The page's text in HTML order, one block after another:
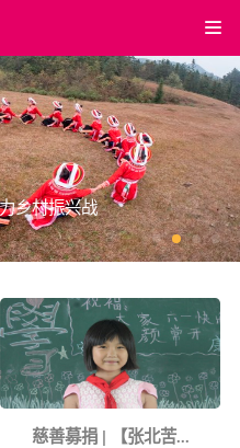
乡村振兴战
慈善募捐 | 【张北苦...